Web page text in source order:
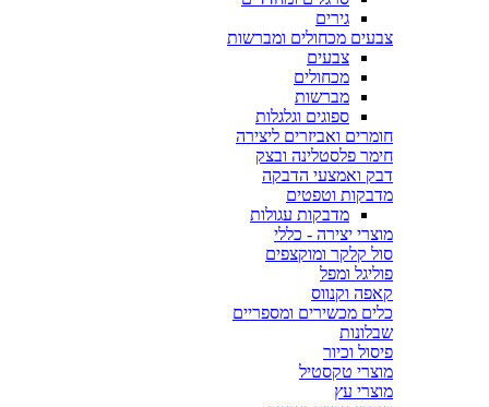
גירים
צבעים מכחולים ומברשות
צבעים
מכחולים
מברשות
ספוגים וגלגלות
חומרים ואביזרים ליצירה
חימר פלסטלינה ובצק
דבק ואמצעי הדבקה
מדבקות וטפטים
מדבקות עגולות
מוצרי יצירה - כללי
סול קלקר ומוקצפים
פוליגל ומפל
קאפה וקנווס
כלים מכשירים ומספריים
שבלונות
פיסול וכיור
מוצרי טקסטיל
מוצרי עץ